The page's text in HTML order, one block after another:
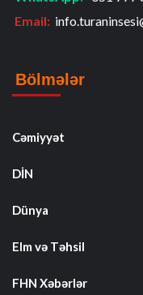
Email:
Bölmələr
Cəmiyyət
DİN
Dünya
Elm və Təhsil
FHN Xəbərlər